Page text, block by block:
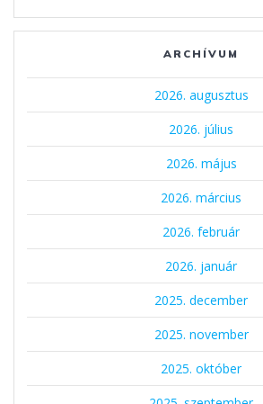
ARCHÍVUM
2026. augusztus
2026. július
2026. május
2026. március
2026. február
2026. január
2025. december
2025. november
2025. október